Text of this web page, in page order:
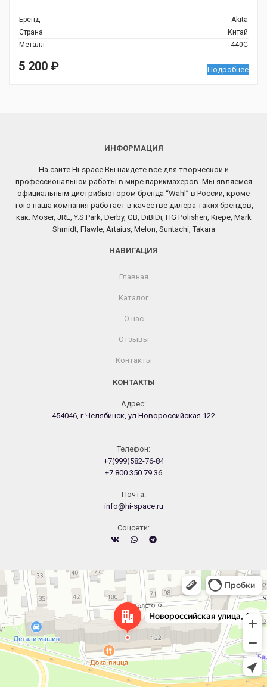
Бренд
Akita
Страна
Китай
Металл
440C
5 200 ₽ Подробнее
ИНФОРМАЦИЯ
На сайте Hi-space Вы найдете всё для творческой и
профессиональной работы в мире парикмахеров. Мы являемся
официальным дистрибьютором бренда “Wahl” в России, кроме
того наша компания работает в качестве дилера таких брендов,
как: Moser, JRL, Y.S.Park, Derby, GB, DiBiDi, HG Polishen, Kiepe, Mark
Shmidt, Flawle, Artaius, Melon, Suntachi, Takara
НАВИГАЦИЯ
Главная
Каталог
О нас
Отзывы
Контакты
КОНТАКТЫ
Адрес:
454046, г.Челябинск, ул.Новороссийская 122
Телефон:
+7(999)582-76-84
+7 800 350 79 36
Почта:
info@hi-space.ru
Cоцсети:
Челябинск
Новороссийская улица, 122 — Яндекс.Карты